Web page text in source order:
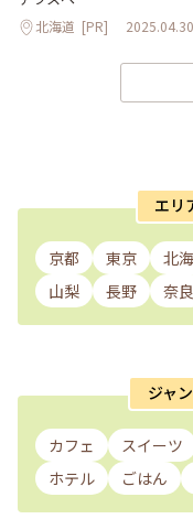
北海道 [PR] 2025.04.30
エリ
京都 東京 北
山梨
長野 奈良
ジャ
カフェ スイーツ
ホテル
ごはん